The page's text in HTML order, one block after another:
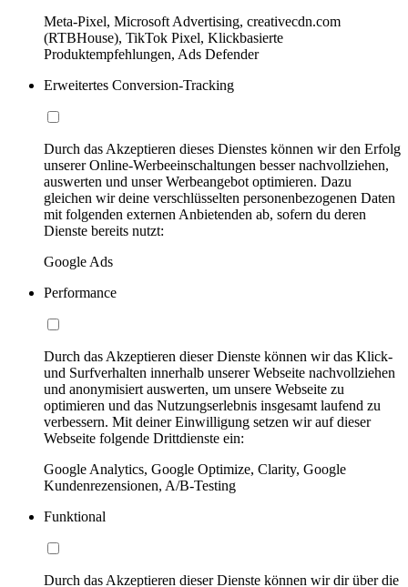
Meta-Pixel, Microsoft Advertising, creativecdn.com
(RTBHouse), TikTok Pixel, Klickbasierte
Produktempfehlungen, Ads Defender
Erweitertes Conversion-Tracking
Durch das Akzeptieren dieses Dienstes können wir den Erfolg
unserer Online-Werbeeinschaltungen besser nachvollziehen,
auswerten und unser Werbeangebot optimieren. Dazu
gleichen wir deine verschlüsselten personenbezogenen Daten
mit folgenden externen Anbietenden ab, sofern du deren
Dienste bereits nutzt:
Google Ads
Performance
Durch das Akzeptieren dieser Dienste können wir das Klick-
und Surfverhalten innerhalb unserer Webseite nachvollziehen
und anonymisiert auswerten, um unsere Webseite zu
optimieren und das Nutzungserlebnis insgesamt laufend zu
verbessern. Mit deiner Einwilligung setzen wir auf dieser
Webseite folgende Drittdienste ein:
Google Analytics, Google Optimize, Clarity, Google
Kundenrezensionen, A/B-Testing
Funktional
Durch das Akzeptieren dieser Dienste können wir dir über die